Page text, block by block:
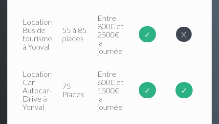
Location
Bus de
tourisme
à Yonval
55 à 85
places
Entre
800€ et
2500€
la
journée
✓ X
Location
Car
Autocar-
Drive à
Yonval
75
Places
Entre
600€ et
1500€
la
journée
✓ ✓